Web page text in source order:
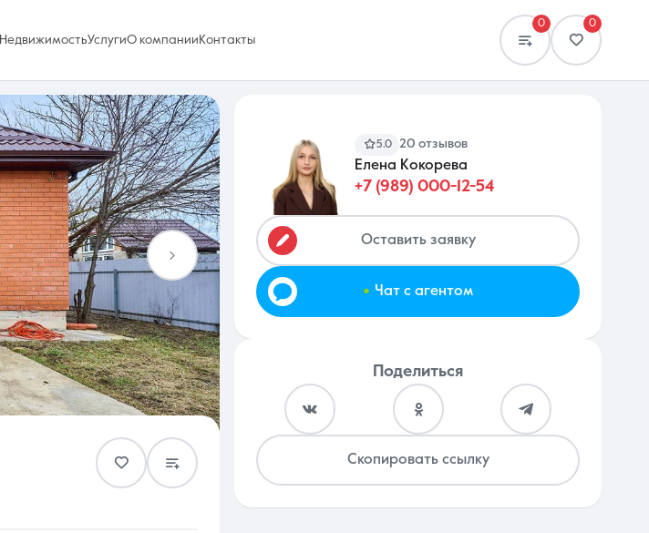
НедвижимостьУслугиО компании Контакты
0 0
Избранное
0 объявлений
Сравнение
Услуги
Контакты
5.0 20 отзывов
Елена Кокорева
+7 (989) 000-12-54
Оставить заявку
. Чат с агентом
Поделиться
Скопировать ссылку